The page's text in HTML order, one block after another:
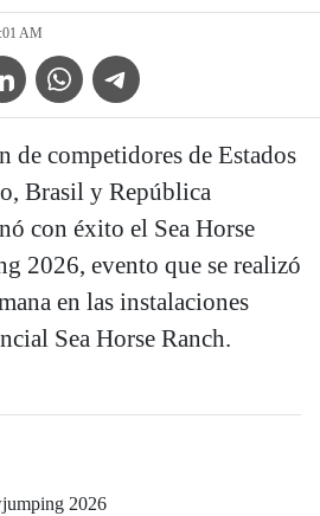
AM
Icon
WhatsApp IconTelegram Icon
de competidores de Estados
Brasil y República
con éxito el Sea Horse
2026, evento que se realizó
en las instalaciones
Sea Horse Ranch.
2026